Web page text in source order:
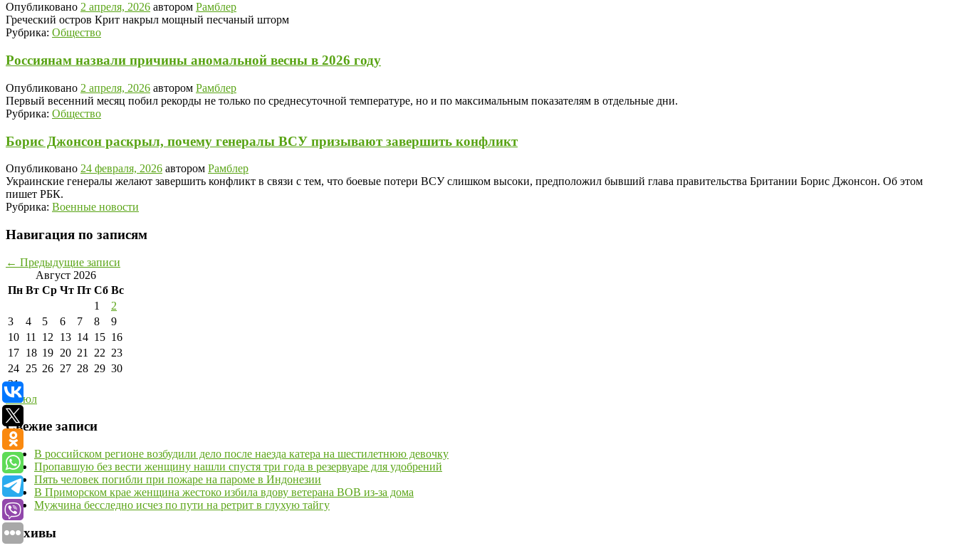
Опубликовано 2 апреля, 2026 автором Рамблер
Греческий остров Крит накрыл мощный песчаный шторм
Рубрика: Общество
Россиянам назвали причины аномальной весны в 2026 году
Опубликовано 2 апреля, 2026 автором Рамблер
Первый весенний месяц побил рекорды не только по среднесуточной температуре, но и по максимальным показателям в отдельные дни.
Рубрика: Общество
Борис Джонсон раскрыл, почему генералы ВСУ призывают завершить конфликт
Опубликовано 24 февраля, 2026 автором Рамблер
Украинские генералы желают завершить конфликт в связи с тем, что боевые потери ВСУ слишком высоки, предположил бывший глава правительства Британии Борис Джонсон. Об этом
пишет РБК.
Рубрика: Военные новости
Навигация по записям
← Предыдущие записи
Август 2026
Пн Вт Ср Чт Пт Сб Вс
1
2
3
4 5 6 7 8
9
10 11 12 13 14 15 16
17 18 19 20 21 22 23
24 25 26 27 28 29 30
31
« Июл
Свежие записи
В российском регионе возбудили дело после наезда катера на шестилетнюю девочку
Пропавшую без вести женщину нашли спустя три года в резервуаре для удобрений
Пять человек погибли при пожаре на пароме в Индонезии
В Приморском крае женщина жестоко избила вдову ветерана ВОВ из-за дома
Мужчина бесследно исчез по пути на ретрит в глухую тайгу
Архивы